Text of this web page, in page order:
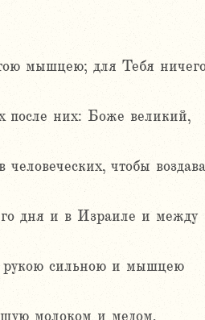
мышцею; для Тебя
после них: Боже великий,
чтобы
дня и в Израиле и между
рукою сильною и мышцею
молоком и медом.